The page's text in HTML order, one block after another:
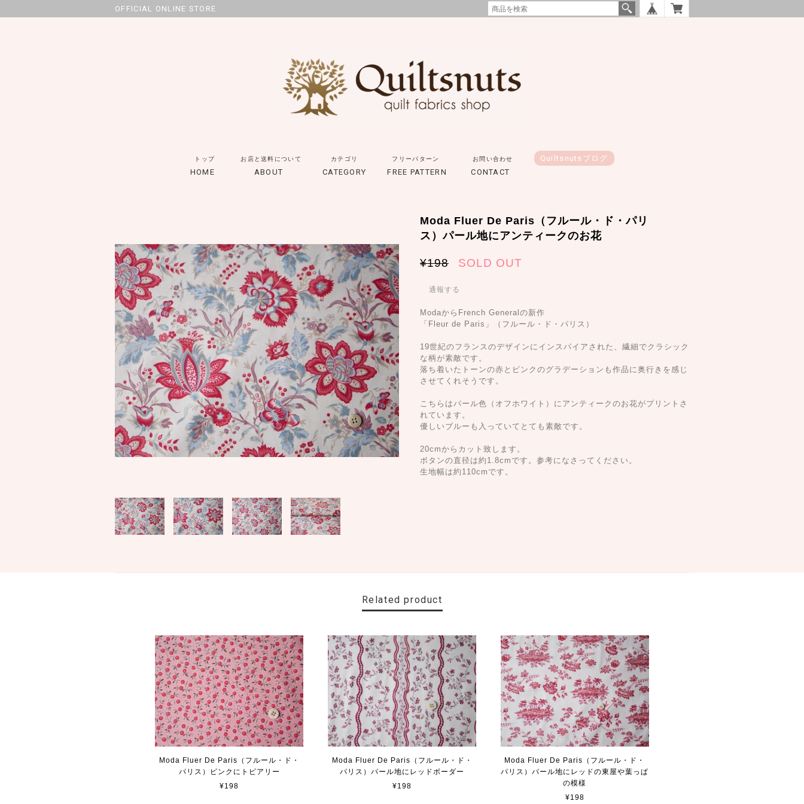
OFFICIAL ONLINE STORE
トップ
HOME
お店と送料について
ABOUT
カテゴリ
CATEGORY
フリーパターン
FREE PATTERN
お問い合わせ
CONTACT
Quiltsnutsブログ
Moda Fluer De Paris（フルール・ド・パリ
ス）パール地にアンティークのお花
¥198 SOLD OUT
通報する
ModaからFrench Generalの新作
「Fleur de Paris」（フルール・ド・パリス）
19世紀のフランスのデザインにインスパイアされた、繊細でクラシック
な柄が素敵です。
落ち着いたトーンの赤とピンクのグラデーションも作品に奥行きを感じ
させてくれそうです。
こちらはパール色（オフホワイト）にアンティークのお花がプリントさ
れています。
優しいブルーも入っていてとても素敵です。
20cmからカット致します。
ボタンの直径は約1.8cmです。参考になさってください。
生地幅は約110cmです。
Related product
Moda Fluer De Paris（フルール・ド・
パリス）ピンクにトピアリー
¥198
Moda Fluer De Paris（フルール・ド・
パリス）パール地にレッドボーダー
¥198
Moda Fluer De Paris（フルール・ド・
パリス）パール地にレッドの東屋や葉っぱ
の模様
¥198